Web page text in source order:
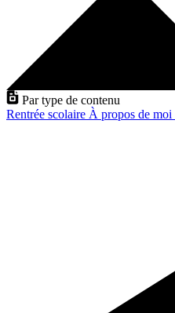
Par type de contenu
Rentrée scolaire À propos de moi